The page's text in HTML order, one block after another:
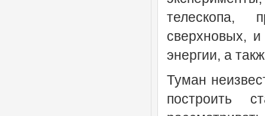
телескопа,
сверхновых,
энергии, а
Туман
построить